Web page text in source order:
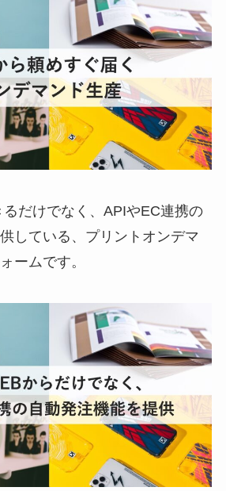
だけでなく、APIやEC連携の
している、プリントオンデマ
ームです。